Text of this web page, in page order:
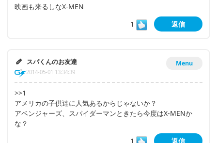
映画も来るしなX-MEN
1
返信
Menu
スパくんのお友達
2014-05-01 13:34:39
>>1
アメリカの子供達に人気あるからじゃないか？
アベンジャーズ、スパイダーマンときたら今度はX-MENか
な？
1
返信